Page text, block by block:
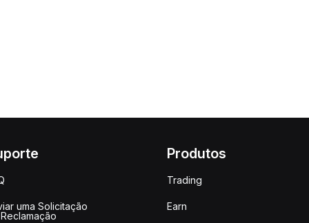
uma Solicitação
Produtos
Trading
Earn